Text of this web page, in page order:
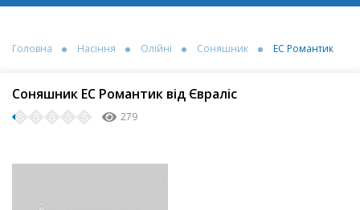
Головна Насіння Олійні Соняшник ЕС Романтик
Соняшник ЕС Романтик від Євраліс
279